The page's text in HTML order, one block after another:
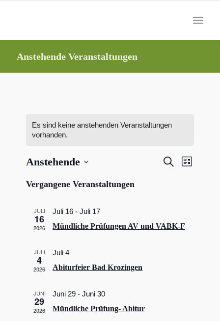
Anstehende Veranstaltungen
Es sind keine anstehenden Veranstaltungen
vorhanden.
Suche
Liste
Anstehende
wählen.
Vergangene Veranstaltungen
JULI
16
2026
Juli 16 -Juli 17
Mündliche Prüfungen AV und VABK-F
JULI
4
2026
Juli 4
Abiturfeier Bad Krozingen
JUNI
29
2026
Juni 29 -Juni 30
Mündliche Prüfung- Abitur